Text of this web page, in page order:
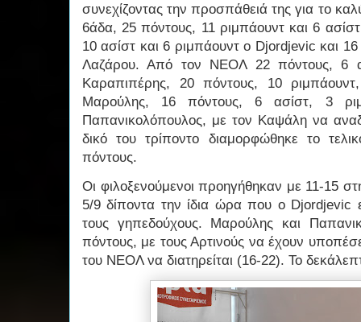
συνεχίζοντας την προσπάθειά της για το
6άδα, 25 πόντους, 11 ριμπάουντ και 6
10 ασίστ και 6 ριμπάουντ ο Djordjevic και
Λαζάρου. Από τον ΝΕΟΛ 22 πόντους, 6
Καραπιπέρης, 20 πόντους, 10
Μαρούλης, 16 πόντους, 6 ασίστ, 3
Παπανικολόπουλος, με τον Καψάλη να
δικό του τρίποντο διαμορφώθηκε το
πόντους.
Οι φιλοξενούμενοι προηγήθηκαν με 11-15
5/9 δίποντα την ίδια ώρα που ο Djordjevic
τους γηπεδούχους. Μαρούλης και
πόντους, με τους Αρτινούς να έχουν
του ΝΕΟΛ να διατηρείται (16-22). Το